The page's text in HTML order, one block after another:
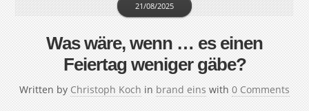
Was wäre, wenn … es einen
Feiertag weniger gäbe?
Written by Christoph Koch
21/08/2025
in brand eins with 0 Comments